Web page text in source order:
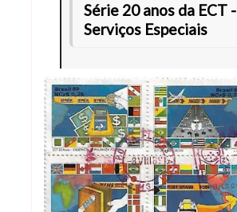
Série 20 anos da ECT -
Serviços Especiais